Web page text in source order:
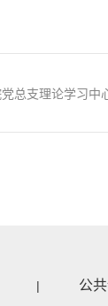
党总支理论学习
| 公